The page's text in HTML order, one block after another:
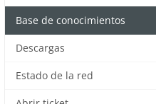
Base de conocimientos
Descargas
Estado de la red